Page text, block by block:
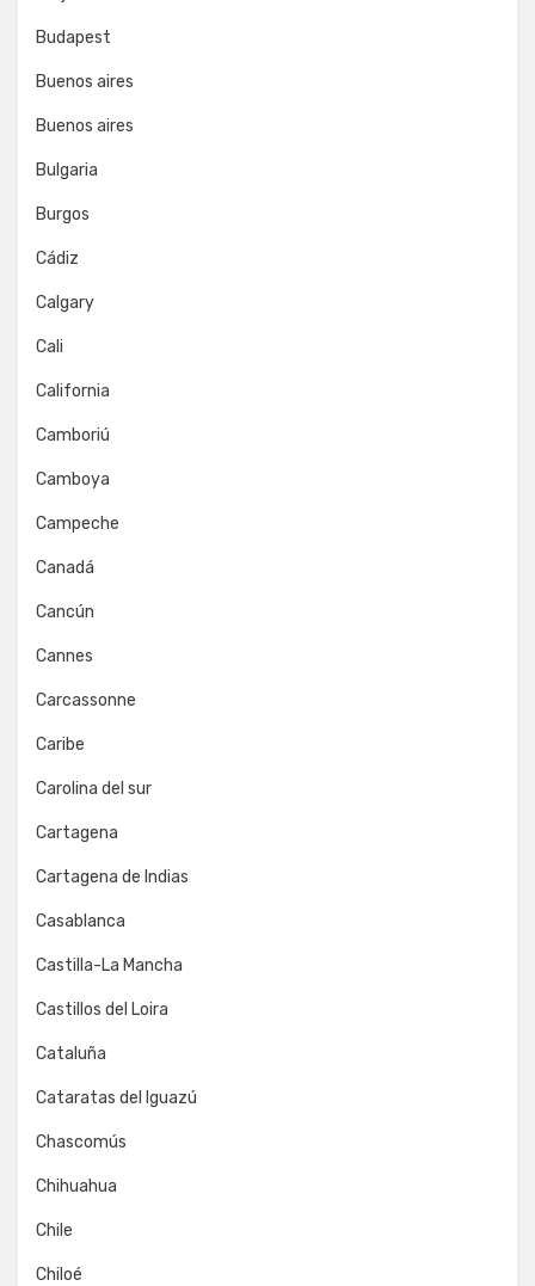
Budapest
Buenos aires
Buenos aires
Bulgaria
Burgos
Cádiz
Calgary
Cali
California
Camboriú
Camboya
Campeche
Canadá
Cancún
Cannes
Carcassonne
Caribe
Carolina del sur
Cartagena
Cartagena de Indias
Casablanca
Castilla-La Mancha
Castillos del Loira
Cataluña
Cataratas del Iguazú
Chascomús
Chihuahua
Chile
Chiloé